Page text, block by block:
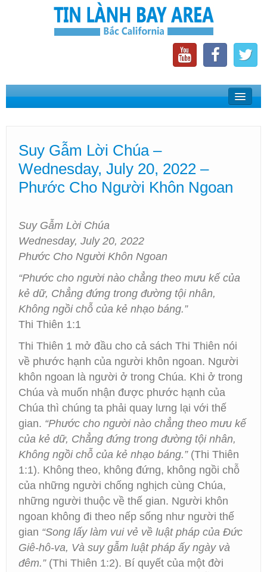
Home
Phát Thanh Tin Lành Bay Area
Các Hội Thánh Bắc California
Suy Gẫm Lời Chúa –
Wednesday, July 20, 2022 –
Phước Cho Người Khôn Ngoan
Suy Gẫm Lời Chúa
Wednesday, July 20, 2022
Phước Cho Người Khôn Ngoan
“Phước cho người nào chẳng theo mưu kế của
kẻ dữ, Chẳng đứng trong đường tội nhân,
Không ngồi chỗ của kẻ nhạo báng.”
Thi Thiên 1:1
Thi Thiên 1 mở đầu cho cả sách Thi Thiên nói
về phước hạnh của người khôn ngoan. Người
khôn ngoan là người ở trong Chúa. Khi ở trong
Chúa và muốn nhận được phước hạnh của
Chúa thì chúng ta phải quay lưng lại với thế
gian. “Phước cho người nào chẳng theo mưu kế
của kẻ dữ, Chẳng đứng trong đường tội nhân,
Không ngồi chỗ của kẻ nhạo báng.”(Thi Thiên
1:1). Không theo, không đứng, không ngồi chỗ
của những người chống nghịch cùng Chúa,
những người thuộc về thế gian. Người khôn
ngoan không đi theo nếp sống như người thế
gian “Song lấy làm vui vẻ về luật pháp của Đức
Giê-hô-va, Và suy gẫm luật pháp ấy ngày và
đêm.”(Thi Thiên 1:2). Bí quyết của một đời